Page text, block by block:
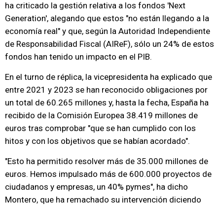
ha criticado la gestión relativa a los fondos 'Next
Generation', alegando que estos "no están llegando a la
economía real" y que, según la Autoridad Independiente
de Responsabilidad Fiscal (AIReF), sólo un 24% de estos
fondos han tenido un impacto en el PIB.
En el turno de réplica, la vicepresidenta ha explicado que
entre 2021 y 2023 se han reconocido obligaciones por
un total de 60.265 millones y, hasta la fecha, España ha
recibido de la Comisión Europea 38.419 millones de
euros tras comprobar "que se han cumplido con los
hitos y con los objetivos que se habían acordado".
"Esto ha permitido resolver más de 35.000 millones de
euros. Hemos impulsado más de 600.000 proyectos de
ciudadanos y empresas, un 40% pymes", ha dicho
Montero, que ha remachado su intervención diciendo